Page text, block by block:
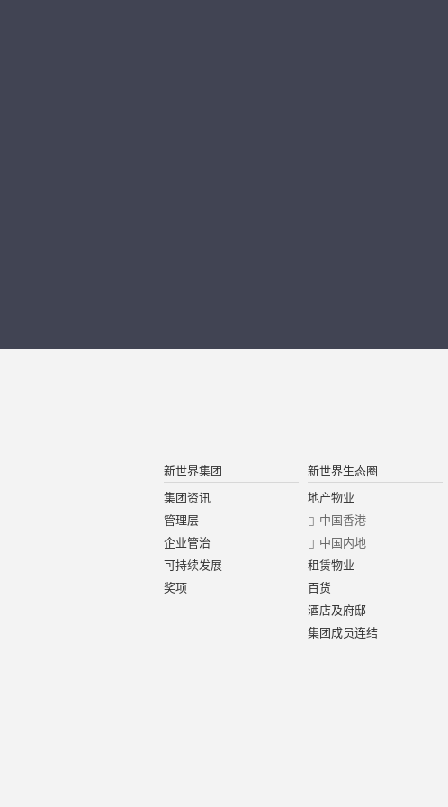
新世界集团
集团资讯
管理层
企业管治
可持续发展
奖项
新世界生态圈
地产物业
中国香港
中国内地
租赁物业
百货
酒店及府邸
集团成员连结